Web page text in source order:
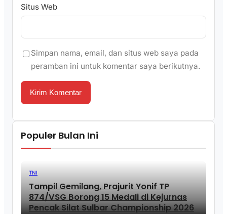
Situs Web
Simpan nama, email, dan situs web saya pada
peramban ini untuk komentar saya berikutnya.
Populer Bulan Ini
TNI
Tampil Gemilang, Prajurit Yonif TP
874/VSG Borong 15 Medali di Kejurnas
Pencak Silat Sulbar Championship 2026